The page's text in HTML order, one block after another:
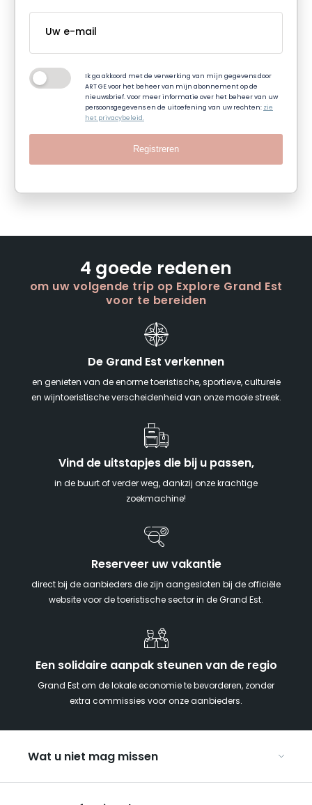
Ik ga akkoord met de verwerking van mijn gegevens door
ART GE voor het beheer van mijn abonnement op de
nieuwsbrief. Voor meer informatie over het beheer van uw
persoonsgegevens en de uitoefening van uw rechten: zie
het privacybeleid.
Registreren
4 goede redenen
om uw volgende trip op Explore Grand Est
voor te bereiden
De Grand Est verkennen
en genieten van de enorme toeristische, sportieve, culturele
en wijntoeristische verscheidenheid van onze mooie streek.
Vind de uitstapjes die bij u passen,
in de buurt of verder weg, dankzij onze krachtige
zoekmachine!
Reserveer uw vakantie
direct bij de aanbieders die zijn aangesloten bij de officiële
website voor de toeristische sector in de Grand Est.
Een solidaire aanpak steunen van de regio
Grand Est om de lokale economie te bevorderen, zonder
extra commissies voor onze aanbieders.
Wat u niet mag missen